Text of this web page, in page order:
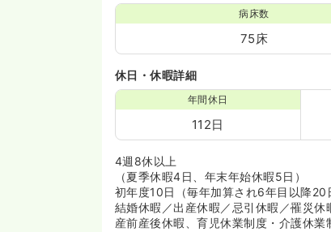
病床数
75床
休日・休暇詳細
年間休日
112日
4週8休以上
（夏季休暇4日、年末年始休暇5日）
初年度10日（毎年加算され6年目以降20
結婚休暇／出産休暇／忌引休暇／罹災
産前産後休暇、育児休業制度・介護休業